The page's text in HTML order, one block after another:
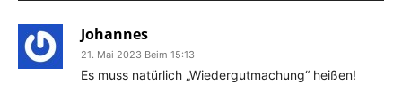
Johannes
21. Mai 2023 Beim 15:13
Es muss natürlich „Wiedergutmachung“ heißen!